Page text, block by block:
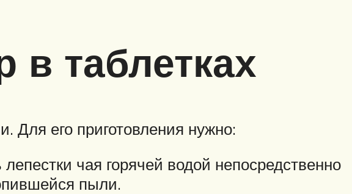
в таблетках
Для его приготовления нужно:
чая горячей водой непосредственно
пыли.